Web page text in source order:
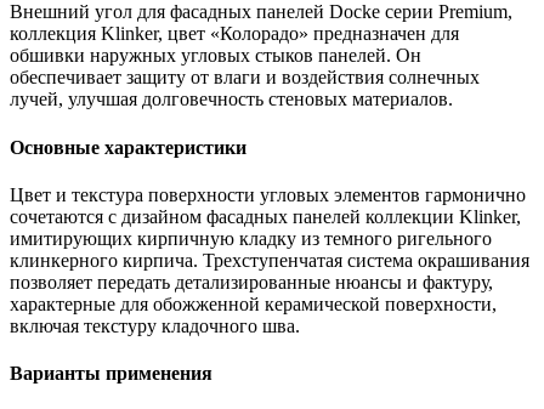
Внешний угол для фасадных панелей Docke серии Premium,
коллекция Klinker, цвет «Колорадо» предназначен для
обшивки наружных угловых стыков панелей. Он
обеспечивает защиту от влаги и воздействия солнечных
лучей, улучшая долговечность стеновых материалов.
Основные характеристики
Цвет и текстура поверхности угловых элементов гармонично
сочетаются с дизайном фасадных панелей коллекции Klinker,
имитирующих кирпичную кладку из темного ригельного
клинкерного кирпича. Трехступенчатая система окрашивания
позволяет передать детализированные нюансы и фактуру,
характерные для обожженной керамической поверхности,
включая текстуру кладочного шва.
Варианты применения